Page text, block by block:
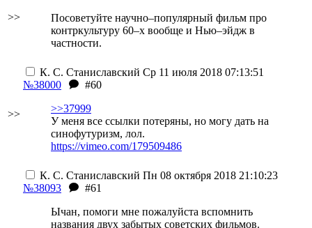
>>
Посоветуйте научно–популярный фильм про
контркультуру 60–х вообще и Нью–эйдж в
частности.
>>
К. С. Станиславский Ср 11 июля 2018 07:13:51
№38000
#60
>>37999
У меня все ссылки потеряны, но могу дать на
синофутуризм, лол.
https://vimeo.com/179509486
К. С. Станиславский Пн 08 октября 2018 21:10:23
№38093
#61
Ычан, помоги мне пожалуйста вспомнить
названия двух забытых советcких фильмов.